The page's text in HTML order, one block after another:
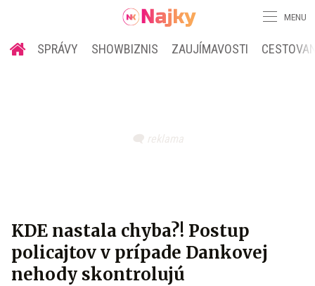
MENU
SPRÁVY SHOWBIZNIS ZAUJÍMAVOSTI
KDE nastala chyba?! Postup
policajtov v prípade Dankovej
nehody skontrolujú